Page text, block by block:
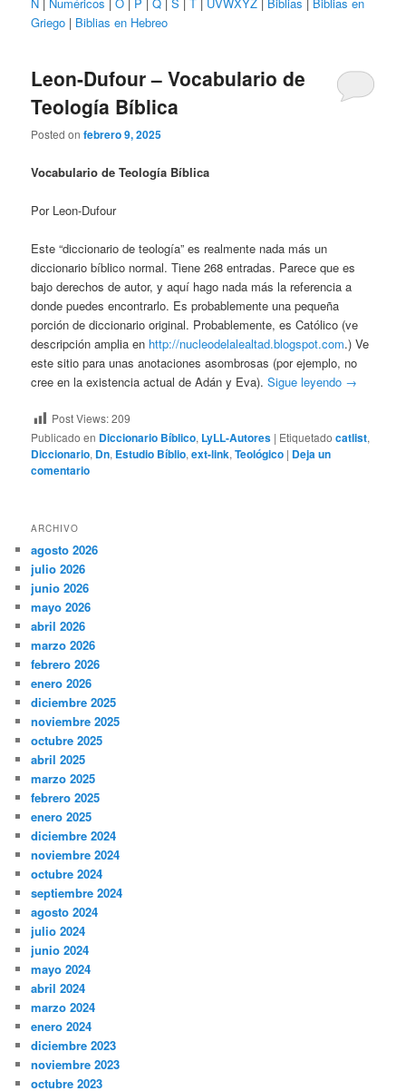
Griego | Biblias en Hebreo
Leon-Dufour – Vocabulario de
Teología Bíblica
Posted onfebrero 9, 2025
Vocabulario de Teología Bíblica
Por Leon-Dufour
Este “diccionario de teología” es realmente nada más un
diccionario bíblico normal. Tiene 268 entradas. Parece que es
bajo derechos de autor, y aquí hago nada más la referencia a
donde puedes encontrarlo. Es probablemente una pequeña
porción de diccionario original. Probablemente, es Católico (ve
descripción amplia en http://nucleodelalealtad.blogspot.com.) Ve
este sitio para unas anotaciones asombrosas (por ejemplo, no
cree en la existencia actual de Adán y Eva).Sigue leyendo →
Post Views:209
Publicado en Diccionario Bíblico, LyLL-Autores | Etiquetado catlist,
Diccionario, Dn, Estudio Bíblio,ext-link,Teológico | Deja un
comentario
ARCHIVO
agosto 2026
julio 2026
junio 2026
mayo 2026
abril 2026
marzo 2026
febrero 2026
enero 2026
diciembre 2025
noviembre 2025
octubre 2025
abril 2025
marzo 2025
febrero 2025
enero 2025
diciembre 2024
noviembre 2024
octubre 2024
septiembre 2024
agosto 2024
julio 2024
junio 2024
mayo 2024
abril 2024
marzo 2024
enero 2024
diciembre 2023
noviembre 2023
octubre 2023